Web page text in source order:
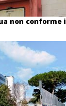
non conforme